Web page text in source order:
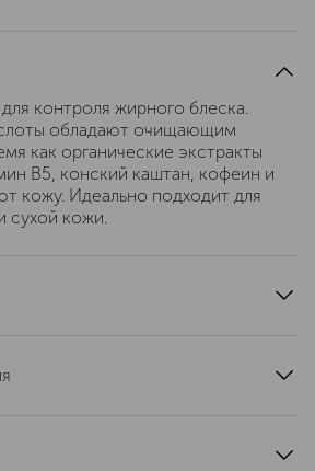
контроля жирного блеска.
обладают очищающим
как органические экстракты
B5, конский каштан, кофеин и
кожу. Идеально подходит для
сухой кожи.
090100003
рекомендуется наносить после